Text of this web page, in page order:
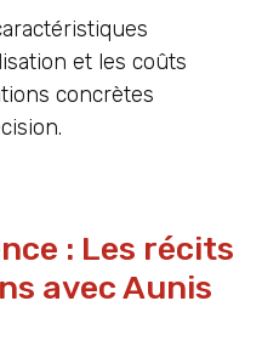
et les coûts
concrètes
: Les récits
avec Aunis